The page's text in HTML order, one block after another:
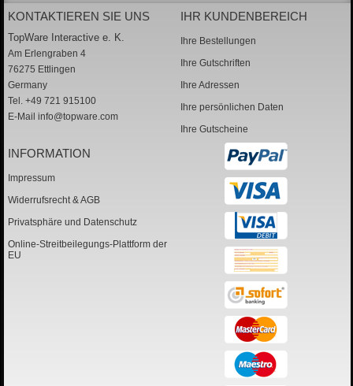
KONTAKTIEREN SIE UNS
TopWare Interactive e. K.
Am Erlengraben 4
76275 Ettlingen
Germany
Tel. +49 721 915100
E-Mail info@topware.com
IHR KUNDENBEREICH
Ihre Bestellungen
Ihre Gutschriften
Ihre Adressen
Ihre persönlichen Daten
Ihre Gutscheine
INFORMATION
Impressum
Widerrufsrecht & AGB
Privatsphäre und Datenschutz
Online-Streitbeilegungs-Plattform der
EU